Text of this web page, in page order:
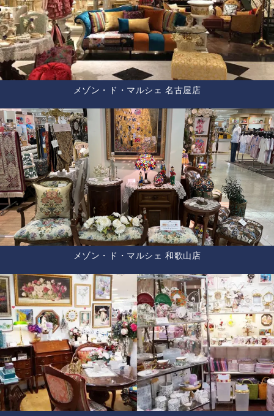
メゾン・ド・マルシェ 名古屋店
メゾン・ド・マルシェ 和歌山店